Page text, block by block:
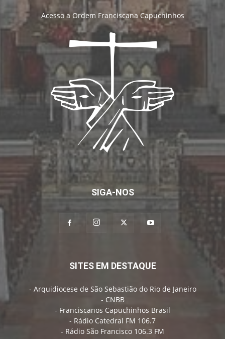
Acesso a Ordem Franciscana Capuchinhos
SIGA-NOS
SITES EM DESTAQUE
- Arquidiocese de São Sebastião do Rio de Janeiro
- CNBB
- Franciscanos Capuchinhos Brasil
- Rádio Catedral FM 106.7
- Rádio São Francisco 106.3 FM